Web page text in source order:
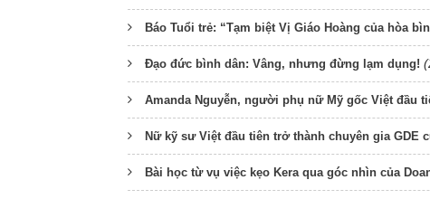
Báo Tuổi trẻ: “Tạm biệt Vị Giáo Hoàng của hòa
Đạo đức bình dân: Vâng, nhưng đừng lạm dụng!
Amanda Nguyễn, người phụ nữ Mỹ gốc Việt đầu
Nữ kỹ sư Việt đầu tiên trở thành chuyên gia GDE
Bài học từ vụ việc kẹo Kera qua góc nhìn của